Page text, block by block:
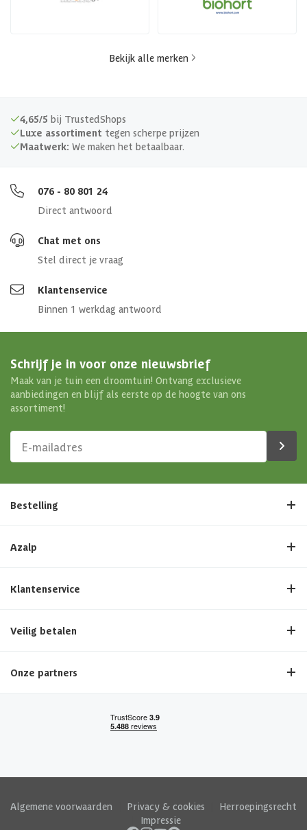
Bekijk alle merken
4,65/5 bij TrustedShops
Luxe assortiment tegen scherpe prijzen
Maatwerk: We maken het betaalbaar.
076 - 80 801 24
Direct antwoord
Chat met ons
Stel direct je vraag
Klantenservice
Binnen 1 werkdag antwoord
Schrijf je in voor onze nieuwsbrief
Maak van je tuin een droomtuin! Ontvang exclusieve
aanbiedingen en blijf als eerste op de hoogte van ons
assortiment!
Bestelling
Azalp
Klantenservice
Veilig betalen
Onze partners
Algemene voorwaarden Privacy & cookies
Herroepingsrecht
Impressie